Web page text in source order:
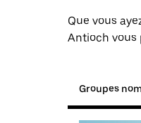
Que vous
Antioch vous
Groupes